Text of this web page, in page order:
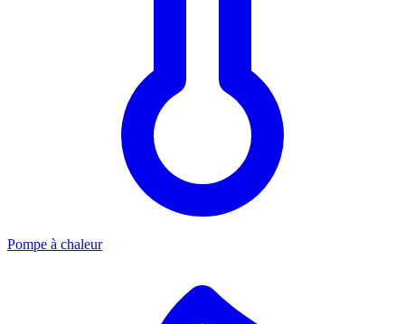
Pompe à chaleur